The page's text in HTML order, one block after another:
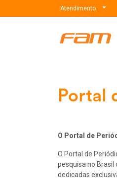
Atendimento
Fam
Portal
O Portal de
O Portal de
pesquisa no
dedicadas